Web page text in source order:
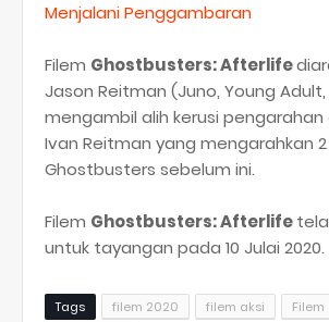
Menjalani Penggambaran
Filem Ghostbusters: Afterlife
Jason Reitman (Juno, Young Adult,
mengambil alih kerusi
Ivan Reitman yang mengarahkan
Ghostbusters sebelum ini.
Filem Ghostbusters: Afterlife
untuk tayangan pada 10 Julai 2020.
Tags filem 2020 filem aksi